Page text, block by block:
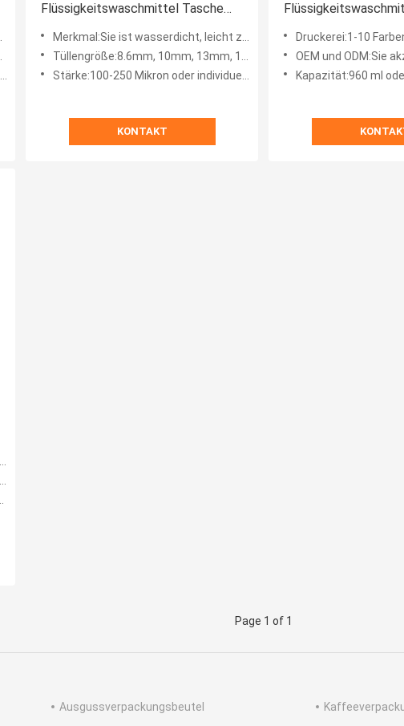
Flüssigkeitswaschmittel Tasche
starke Festigkeit
Feuchtigkeitsdichtheit Stehen
Merkmal:Sie ist wasserdicht, leicht zu gießen, gut aufzustehen, starke Stärke.
Tüllengröße:8.6mm, 10mm, 13mm, 16mm, 23mm, 32mm angepasst
Stärke:100-250 Mikron oder individuell angepasst
KONTAKT
leicht zu gießen
Druckerei:1-10 Farben
OEM und ODM:Sie
Kapazität:960 ml
Page 1 of 1
Ausgussverpackungsbeutel